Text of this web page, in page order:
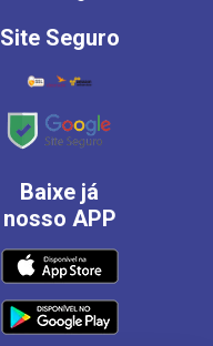
Site Seguro
Baixe já
nosso APP